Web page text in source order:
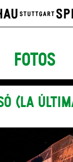
FOTOS
(LA